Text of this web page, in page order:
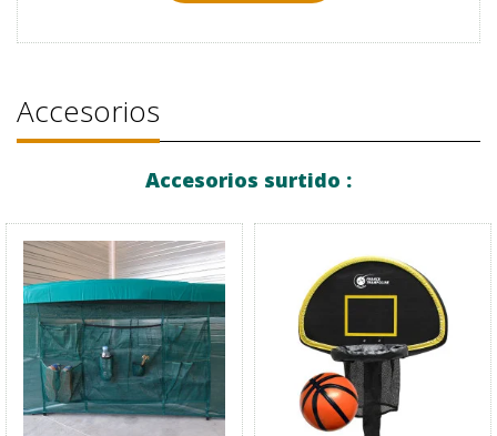
Accesorios
Accesorios surtido :